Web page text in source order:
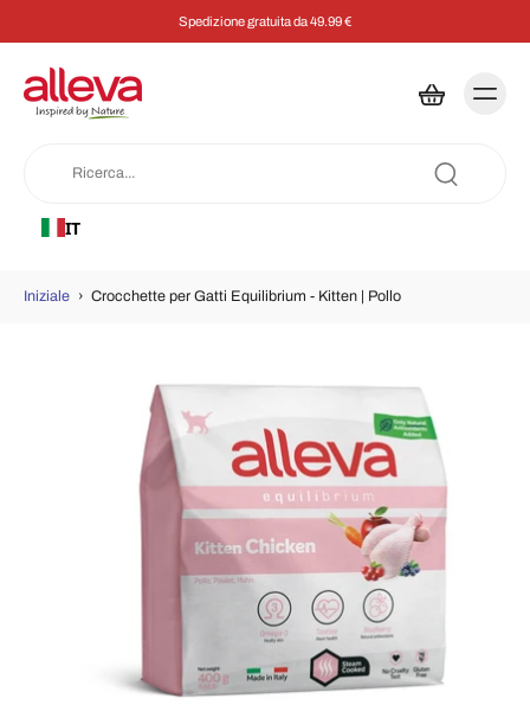
Spedizione gratuita da 49.99 €
IT
Iniziale › Crocchette per Gatti Equilibrium - Kitten | Pollo